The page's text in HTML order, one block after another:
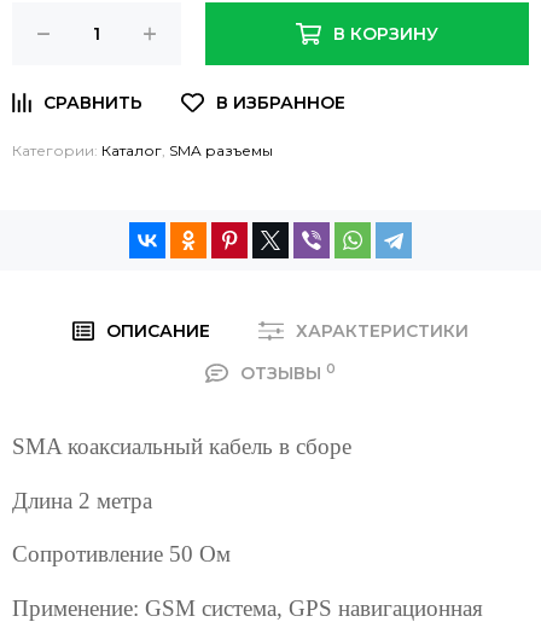
В КОРЗИНУ
Категории: Каталог, SMA разъемы
ОПИСАНИЕ
ХАРАКТЕРИСТИКИ
ОТЗЫВЫ 0
SMA коаксиальный кабель в сборе
Длина 2 метра
Сопротивление 50 Ом
Применение: GSM система, GPS навигационная